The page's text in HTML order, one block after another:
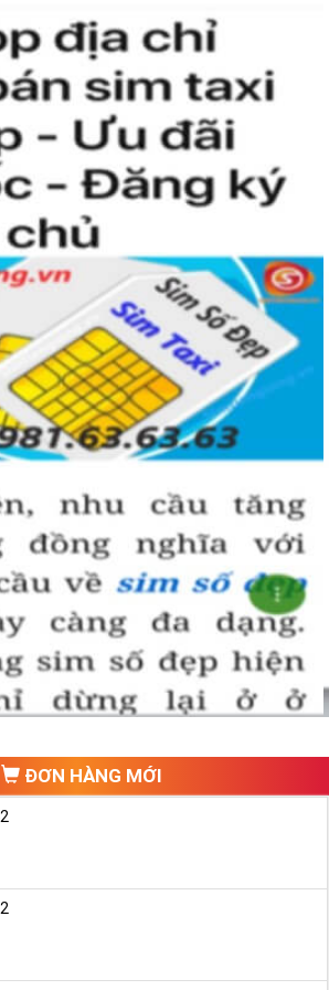
Sở hữu dòng sim này chủ nhân không
mắn và thành công mà nó còn giúp thể
chơi sim. Không phải ai cũng có đủ điều
tứ quý 2 này, bởi vậy chỉ cần nhìn vào
được vị trí của bạn trong xã hội là như thế
Tứ Quý 2 tại
cung cấp
Tứ Quý, sim giá rẻ uy
mất nhiều thời gian ở khoản lựa số,
tốt về phong thủy thì mới là sim hoàn
mua được Sim Tứ Quý 2 là bạn vào
chọn mục “
Sim giảm giá
“ ở ngay đầu
sách sim được đại lý giảm giá vì một số lý
ưng ý về Sim Tứ Quý 2 có cũng thể tham
Gmobile, Sim Tứ Quý Giữa
ĐƠN HÀNG MỚI